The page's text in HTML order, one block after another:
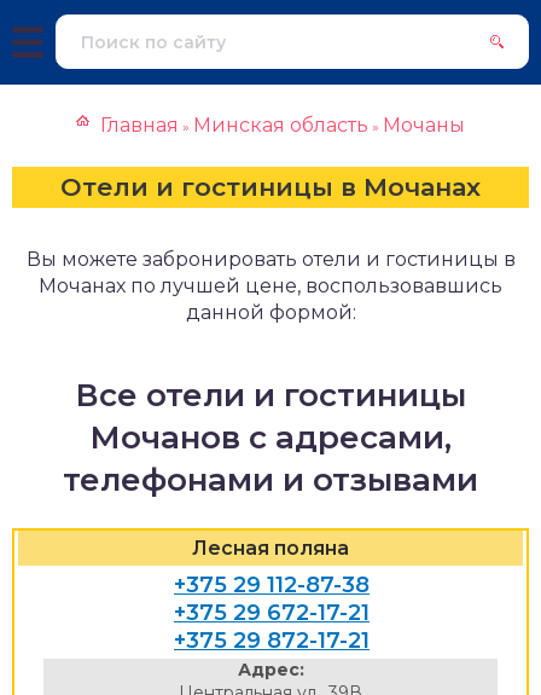
Главная » Минская область » Мочаны
Отели и гостиницы в Мочанах
Вы можете забронировать отели и гостиницы в
Мочанах по лучшей цене, воспользовавшись
данной формой:
Все отели и гостиницы
Мочанов с адресами,
телефонами и отзывами
Лесная поляна
+375 29 112-87-38
+375 29 672-17-21
+375 29 872-17-21
Адрес: